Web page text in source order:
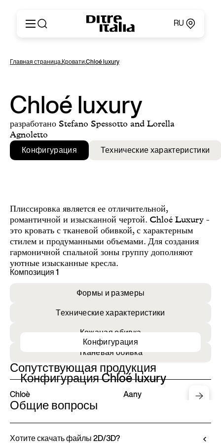
RU
Продукция
Каталоги и материалы
Ditre for Professionals
Точки продаж
Новости и пресса
Личный кабинет
Контакты
English
Español
Русский
简体中文
Главная страница,Кровати,Chloé luxury
Chloé luxury
разработано Stefano Spessotto and Lorella
Agnoletto
Конфигурация Технические характеристики
Плиссировка является ее отличительной,
романтичной и изысканной чертой. Chloé Luxury -
это кровать с тканевой обивкой, с характерным
стилем и продуманными объемами. Для создания
гармоничной спальной зоны группу дополняют
уютные изысканные кресла.
Композиция 1
Формы и размеры
Технические характеристики
Кожаная обивка
Тканевая обивка
Конфигурация Chloé luxury
Конфигурация
Сопутствующая продукция
Chloè Aany
Общие вопросы
Хотите скачать файлы 2D/3D?